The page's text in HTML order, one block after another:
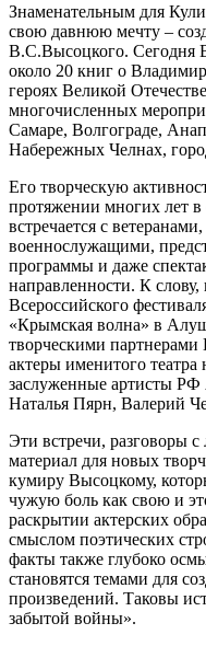
Знаменательным для
свою давнюю мечту –
В.С.Высоцкого. Сегодня
около 20 книг о
героях Великой
многочисленных
Самаре, Волгограде,
Набережных Челнах,
Его творческую
протяжении многих лет
встречается с
военнослужащими,
программы и даже
направленности. К
Всероссийского
«Крымская волна» в
творческими партнерами
актеры именитого театра
заслуженные артисты
Наталья Пярн, Валерий
Эти встречи, разговоры
материал для новых
кумиру Высоцкому,
чужую боль как свою и
раскрытии актерских
смыслом поэтических
факты также глубоко
становятся темами для
произведений. Таковы
забытой войны».